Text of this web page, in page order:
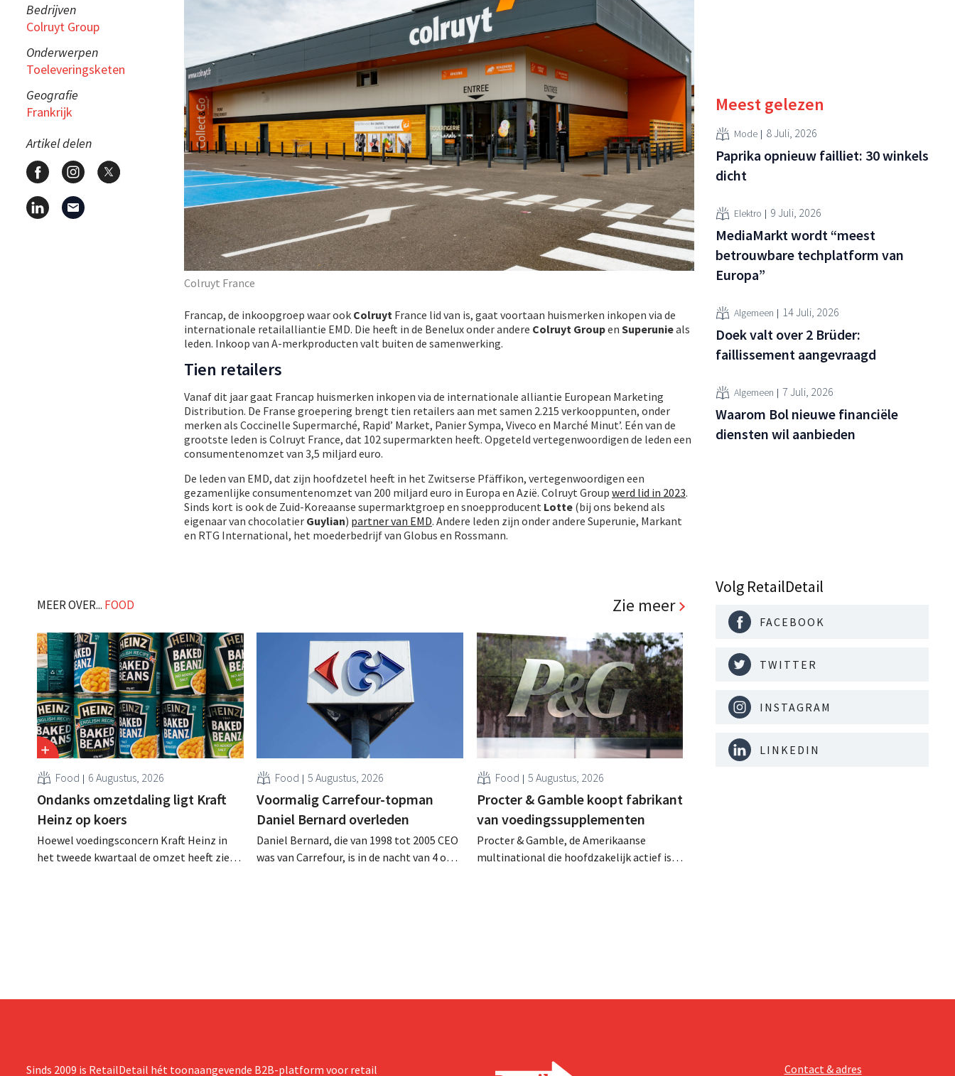
Bedrijven
Colruyt Group
Onderwerpen
Toeleveringsketen
Geografie
Frankrijk
Artikel delen
Colruyt France
Francap, de inkoopgroep waar ook Colruyt France lid van is, gaat voortaan huismerken inkopen via de
internationale retailalliantie EMD. Die heeft in de Benelux onder andere Colruyt Groupen Superunieals
leden. Inkoop van A-merkproducten valt buiten de samenwerking.
Tien retailers
Vanaf dit jaar gaat Francap huismerken inkopen via de internationale alliantie European Marketing
Distribution. De Franse groepering brengt tien retailers aan met samen 2.215 verkooppunten, onder
merken als Coccinelle Supermarché, Rapid’ Market, Panier Sympa, Viveco en Marché Minut’. Eén van de
grootste leden is Colruyt France, dat 102 supermarkten heeft. Opgeteld vertegenwoordigen de leden een
consumentenomzet van 3,5 miljard euro.
De leden van EMD, dat zijn hoofdzetel heeft in het Zwitserse Pfäffikon, vertegenwoordigen een
gezamenlijke consumentenomzet van 200 miljard euro in Europa en Azië. Colruyt Group werd lid in 2023.
Sinds kort is ook de Zuid-Koreaanse supermarktgroep en snoepproducent Lotte (bij ons bekend als
eigenaar van chocolatier Guylian) partner van EMD. Andere leden zijn onder andere Superunie, Markant
en RTG International, het moederbedrijf van Globus en Rossmann.
MEER OVER... FOOD Zie meer
Food 6 Augustus, 2026
Ondanks omzetdaling ligt Kraft
Heinz op koers
Hoewel voedingsconcern Kraft Heinz in
het tweede kwartaal de omzet heeft zien
Food 5 Augustus, 2026
Voormalig Carrefour-topman
Daniel Bernard overleden
Daniel Bernard, die van 1998 tot 2005 CEO
was van Carrefour, is in de nacht van 4 op 5
Food 5 Augustus, 2026
Procter & Gamble koopt fabrikant
van voedingssupplementen
Procter & Gamble, de Amerikaanse
multinational die hoofdzakelijk actief is in
Meest gelezen
Mode 8 Juli, 2026
Paprika opnieuw failliet: 30 winkels
dicht
Elektro 9 Juli, 2026
MediaMarkt wordt “meest
betrouwbare techplatform van
Europa”
Algemeen 14 Juli, 2026
Doek valt over 2 Brüder:
faillissement aangevraagd
Algemeen 7 Juli, 2026
Waarom Bol nieuwe financiële
diensten wil aanbieden
Volg RetailDetail
FACEBOOK
TWITTER
INSTAGRAM
LINKEDIN
Sinds 2009 is RetailDetail hét toonaangevende B2B-platform voor retail Contact & adres